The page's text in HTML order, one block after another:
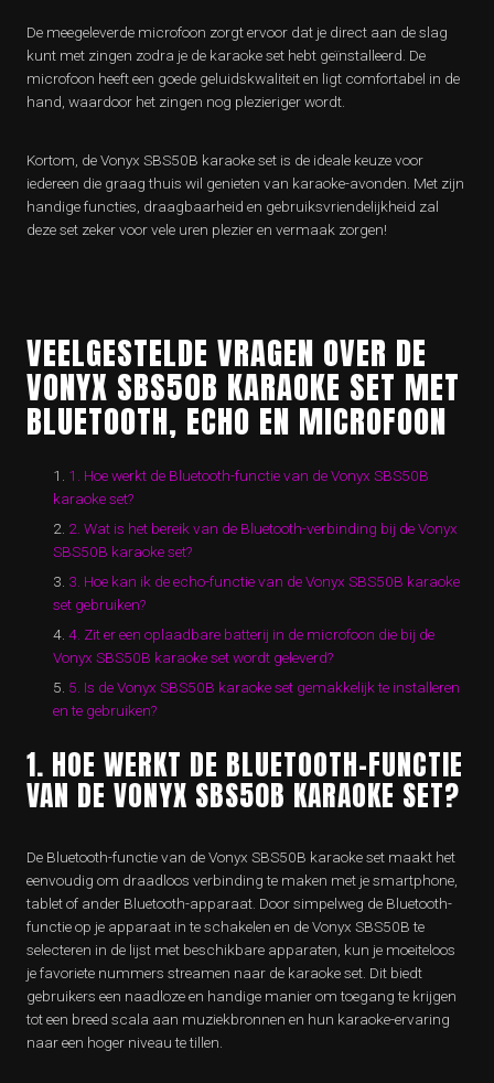
De meegeleverde microfoon zorgt ervoor dat je direct aan de slag
kunt met zingen zodra je de karaoke set hebt geïnstalleerd. De
microfoon heeft een goede geluidskwaliteit en ligt comfortabel in de
hand, waardoor het zingen nog plezieriger wordt.
Kortom, de Vonyx SBS50B karaoke set is de ideale keuze voor
iedereen die graag thuis wil genieten van karaoke-avonden. Met zijn
handige functies, draagbaarheid en gebruiksvriendelijkheid zal
deze set zeker voor vele uren plezier en vermaak zorgen!
VEELGESTELDE VRAGEN OVER DE
VONYX SBS50B KARAOKE SET MET
BLUETOOTH, ECHO EN MICROFOON
1. Hoe werkt de Bluetooth-functie van de Vonyx SBS50B
karaoke set?
2. Wat is het bereik van de Bluetooth-verbinding bij de Vonyx
SBS50B karaoke set?
3. Hoe kan ik de echo-functie van de Vonyx SBS50B karaoke
set gebruiken?
4. Zit er een oplaadbare batterij in de microfoon die bij de
Vonyx SBS50B karaoke set wordt geleverd?
5. Is de Vonyx SBS50B karaoke set gemakkelijk te installeren
en te gebruiken?
1. HOE WERKT DE BLUETOOTH-FUNCTIE
VAN DE VONYX SBS50B KARAOKE SET?
De Bluetooth-functie van de Vonyx SBS50B karaoke set maakt het
eenvoudig om draadloos verbinding te maken met je smartphone,
tablet of ander Bluetooth-apparaat. Door simpelweg de Bluetooth-
functie op je apparaat in te schakelen en de Vonyx SBS50B te
selecteren in de lijst met beschikbare apparaten, kun je moeiteloos
je favoriete nummers streamen naar de karaoke set. Dit biedt
gebruikers een naadloze en handige manier om toegang te krijgen
tot een breed scala aan muziekbronnen en hun karaoke-ervaring
naar een hoger niveau te tillen.